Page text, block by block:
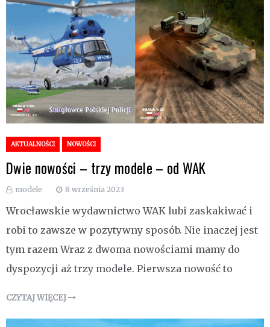
AKTUALNOŚCI NOWOŚCI
Dwie nowości – trzy modele – od WAK
modele 8 września 2023
Wrocławskie wydawnictwo WAK lubi zaskakiwać i
robi to zawsze w pozytywny sposób. Nie inaczej jest
tym razem Wraz z dwoma nowościami mamy do
dyspozycji aż trzy modele. Pierwsza nowość to
CZYTAJ WIĘCEJ